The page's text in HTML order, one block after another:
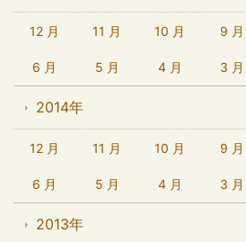
12 月 11 月 10 月 9 月
6 月 5 月 4 月 3 月
2014年
12 月 11 月 10 月 9 月
6 月 5 月 4 月 3 月
2013年